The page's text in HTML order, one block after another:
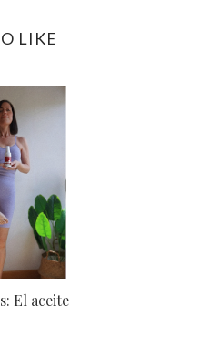
LIKE
El aceite